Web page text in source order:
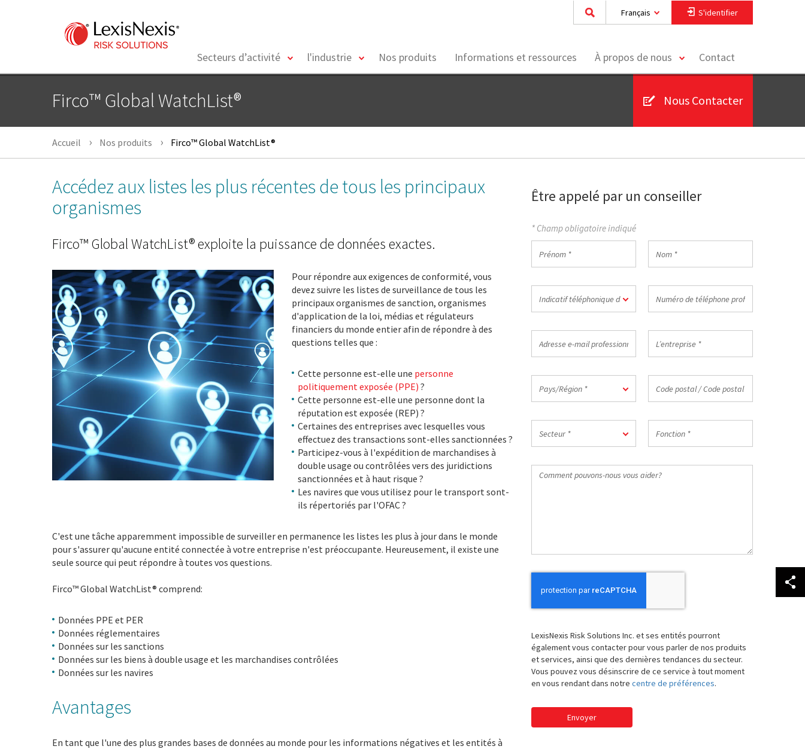
Français S'identifier
Secteurs d’activité
togglel'industrie
toggleNos produits Informations et ressources À propos de nous
toggleContact
Firco™ Global WatchList® Nous Contacter
Accueil Nos produits Firco™ Global WatchList®
Accédez aux listes les plus récentes de tous les principaux
organismes
Firco™ Global WatchList® exploite la puissance de données exactes.
Pour répondre aux exigences de conformité, vous
devez suivre les listes de surveillance de tous les
principaux organismes de sanction, organismes
d'application de la loi, médias et régulateurs
financiers du monde entier afin de répondre à des
questions telles que :
Cette personne est-elle une personne
politiquement exposée (PPE) ?
Cette personne est-elle une personne dont la
réputation est exposée (REP) ?
Certaines des entreprises avec lesquelles vous
effectuez des transactions sont-elles sanctionnées ?
Participez-vous à l'expédition de marchandises à
double usage ou contrôlées vers des juridictions
sanctionnées et à haut risque ?
Les navires que vous utilisez pour le transport sont-
ils répertoriés par l'OFAC ?
C'est une tâche apparemment impossible de surveiller en permanence les listes les plus à jour dans le monde
pour s'assurer qu'aucune entité connectée à votre entreprise n'est préoccupante. Heureusement, il existe une
seule source qui peut répondre à toutes vos questions.
Firco™ Global WatchList® comprend:
Données PPE et PER
Données réglementaires
Données sur les sanctions
Données sur les biens à double usage et les marchandises contrôlées
Données sur les navires
Avantages
En tant que l'une des plus grandes bases de données au monde pour les informations négatives et les entités à
Être appelé par un conseiller
* Champ obligatoire indiqué
téléphonique
pays
Indicatif téléphonique du pays *
de
professionnel
e-
professionnelle
Pays/Région *
postal
Code
postal
du
*
Secteur *
Comment
LexisNexis Risk Solutions Inc. et ses entités pourront
également vous contacter pour vous parler de nos produits
et services, ainsi que des dernières tendances du secteur.
Vous pouvez vous désinscrire de ce service à tout moment
en vous rendant dans notre centre de préférences.
Envoyer